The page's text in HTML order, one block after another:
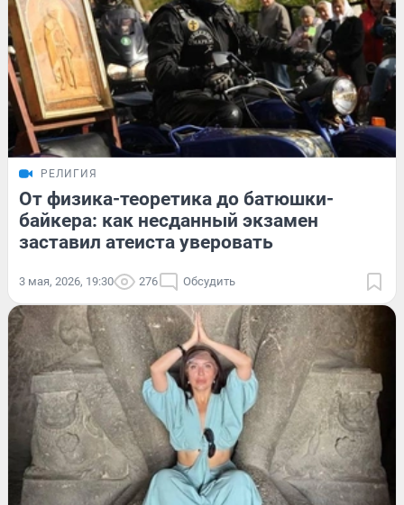
РЕЛИГИЯ
От физика-теоретика до батюшки-
байкера: как несданный экзамен
заставил атеиста уверовать
3 мая, 2026, 19:30 276 Обсудить